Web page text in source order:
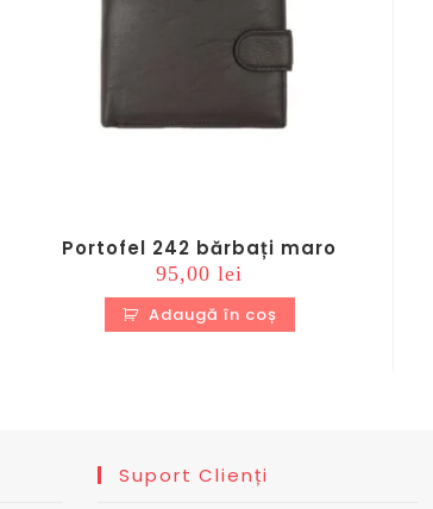
Portofel 242 bărbați maro
95,00lei
Adaugă în coș
Suport Clienți